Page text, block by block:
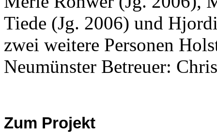
Tiede (Jg. 2006) und
zwei weitere Personen
Neumünster Betreuer:
Zum Projekt